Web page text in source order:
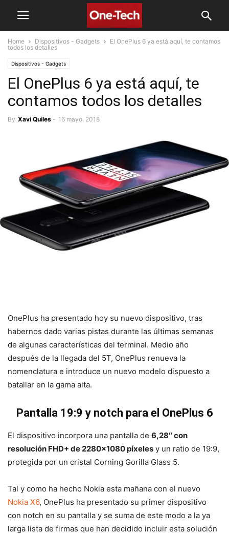
Home Dispositivos - Gadgets
El OnePlus 6 ya está aquí, te contamos
todos los detalles
Dispositivos - Gadgets
El OnePlus 6 ya está aquí, te
contamos todos los detalles
By Xavi Quiles - 16 mayo, 2018
OnePlus ha presentado hoy su nuevo dispositivo, tras
habernos dado varias pistas durante las últimas semanas
de algunas características del terminal. Medio año
después de la llegada del 5T, OnePlus renueva la
nomenclatura e introduce un nuevo modelo dispuesto a
batallar en la gama alta.
Pantalla 19:9 y notch para el OnePlus 6
El dispositivo incorpora una pantalla de 6,28″ con
resolución FHD+ de 2280×1080 píxeles y un ratio de 19:9,
protegida por un cristal Corning Gorilla Glass 5.
Tal y como ha hecho Nokia esta mañana con el nuevo
Nokia X6, OnePlus ha presentado su primer dispositivo
con notch en su pantalla y se suma de este modo a la ya
larga lista de firmas que han decidido incluir esta solución